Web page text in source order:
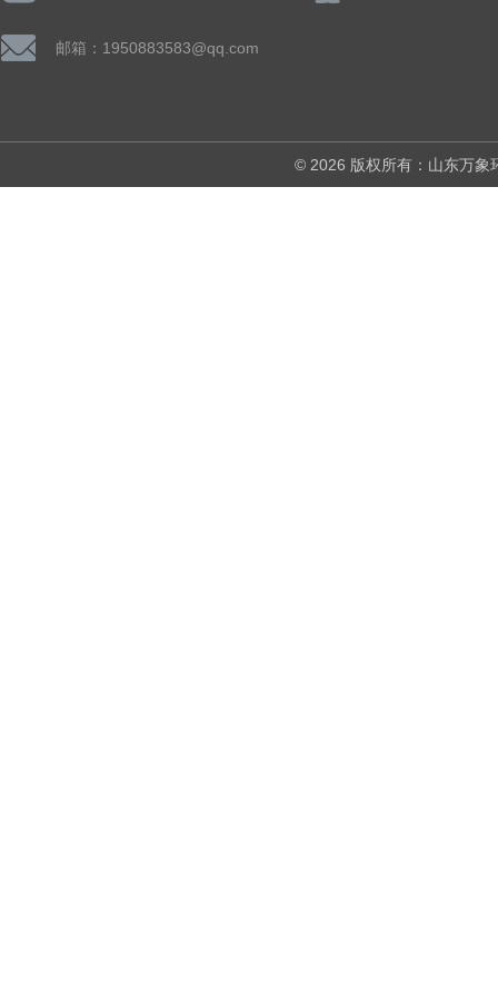
邮箱：1950883583@qq.com
© 2026 版权所有：山东万